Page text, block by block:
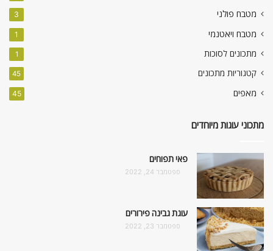
מטבח פולני 3
מטבח ויאטנמי 1
מתכונים לסוכות 1
קטגוריות מתכונים 45
מאפים 45
מתכוני עוגות מיוחדים
פאי תפוחים
ספטמבר 24, 2022
עוגת גבינה פירורים
ספטמבר 23, 2022